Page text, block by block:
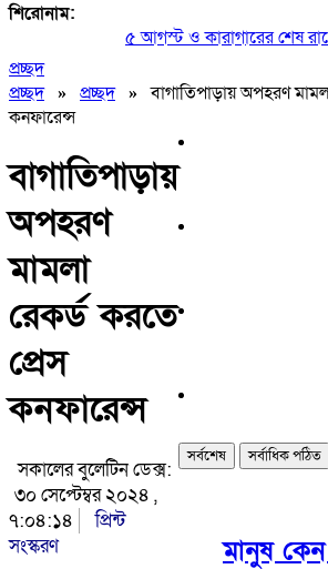
শিরোনাম:
৫ আগস্ট ও কারাগারের শেষ
প্রচ্ছদ
প্রচ্ছদ» প্রচ্ছদ»বাগাতিপাড়ায় অপহরণ
কনফারেন্স
বাগাতিপাড়ায়
অপহরণ
মামলা
রেকর্ড করতে
প্রেস
কনফারেন্স
সকালের বুলেটিন ডেক্স:
৩০ সেপ্টেম্বর ২০২৪ ,
৭:০৪:১৪
প্রিন্ট
সংস্করণ
সর্বশেষ সর্বাধিক পঠিত
মানুষ কেন